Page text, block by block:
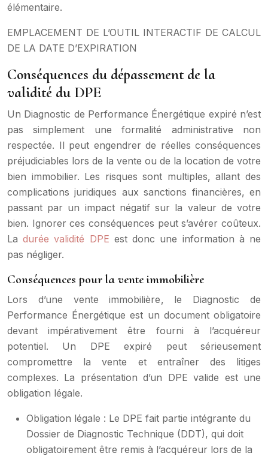
élémentaire.
EMPLACEMENT DE L’OUTIL INTERACTIF DE CALCUL
DE LA DATE D’EXPIRATION
Conséquences du dépassement de la
validité du DPE
Un Diagnostic de Performance Énergétique expiré n’est
pas simplement une formalité administrative non
respectée. Il peut engendrer de réelles conséquences
préjudiciables lors de la vente ou de la location de votre
bien immobilier. Les risques sont multiples, allant des
complications juridiques aux sanctions financières, en
passant par un impact négatif sur la valeur de votre
bien. Ignorer ces conséquences peut s’avérer coûteux.
Ladurée validité DPE est donc une information à ne
pas négliger.
Conséquences pour la vente immobilière
Lors d’une vente immobilière, le Diagnostic de
Performance Énergétique est un document obligatoire
devant impérativement être fourni à l’acquéreur
potentiel. Un DPE expiré peut sérieusement
compromettre la vente et entraîner des litiges
complexes. La présentation d’un DPE valide est une
obligation légale.
Obligation légale : Le DPE fait partie intégrante du
Dossier de Diagnostic Technique (DDT), qui doit
obligatoirement être remis à l’acquéreur lors de la